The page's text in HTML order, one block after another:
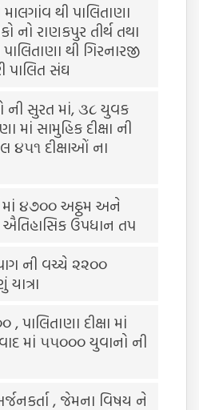
થી પાલિતાણા
નો રાણકપુર તીર્થ તથા
થી ગિરનારજી
પાલિત સંઘ
સુરત માં, ૩૮ યુવક
માં સામુહિક દીક્ષા ની
૪૫૧ દીક્ષાઓં ના
માં ૪૭૦૦ અઠ્ઠમ અને
ઉપધાન તપ
ની વચ્ચે ૨૨૦૦
, પાલિતાણા દીક્ષા માં
માં ૫૫૦૦૦ યુવાનો ની
, જેમના વિષય ને